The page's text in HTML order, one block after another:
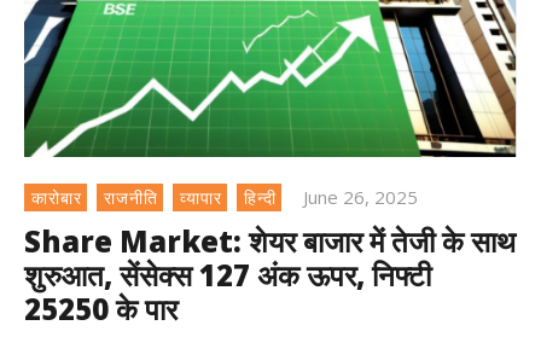
कारोबार राजनीति व्यापार हिन्दी June 26, 2025
Share Market: शेयर बाजार में तेजी के साथ
शुरुआत, सेंसेक्स 127 अंक ऊपर, निफ्टी
25250 के पार